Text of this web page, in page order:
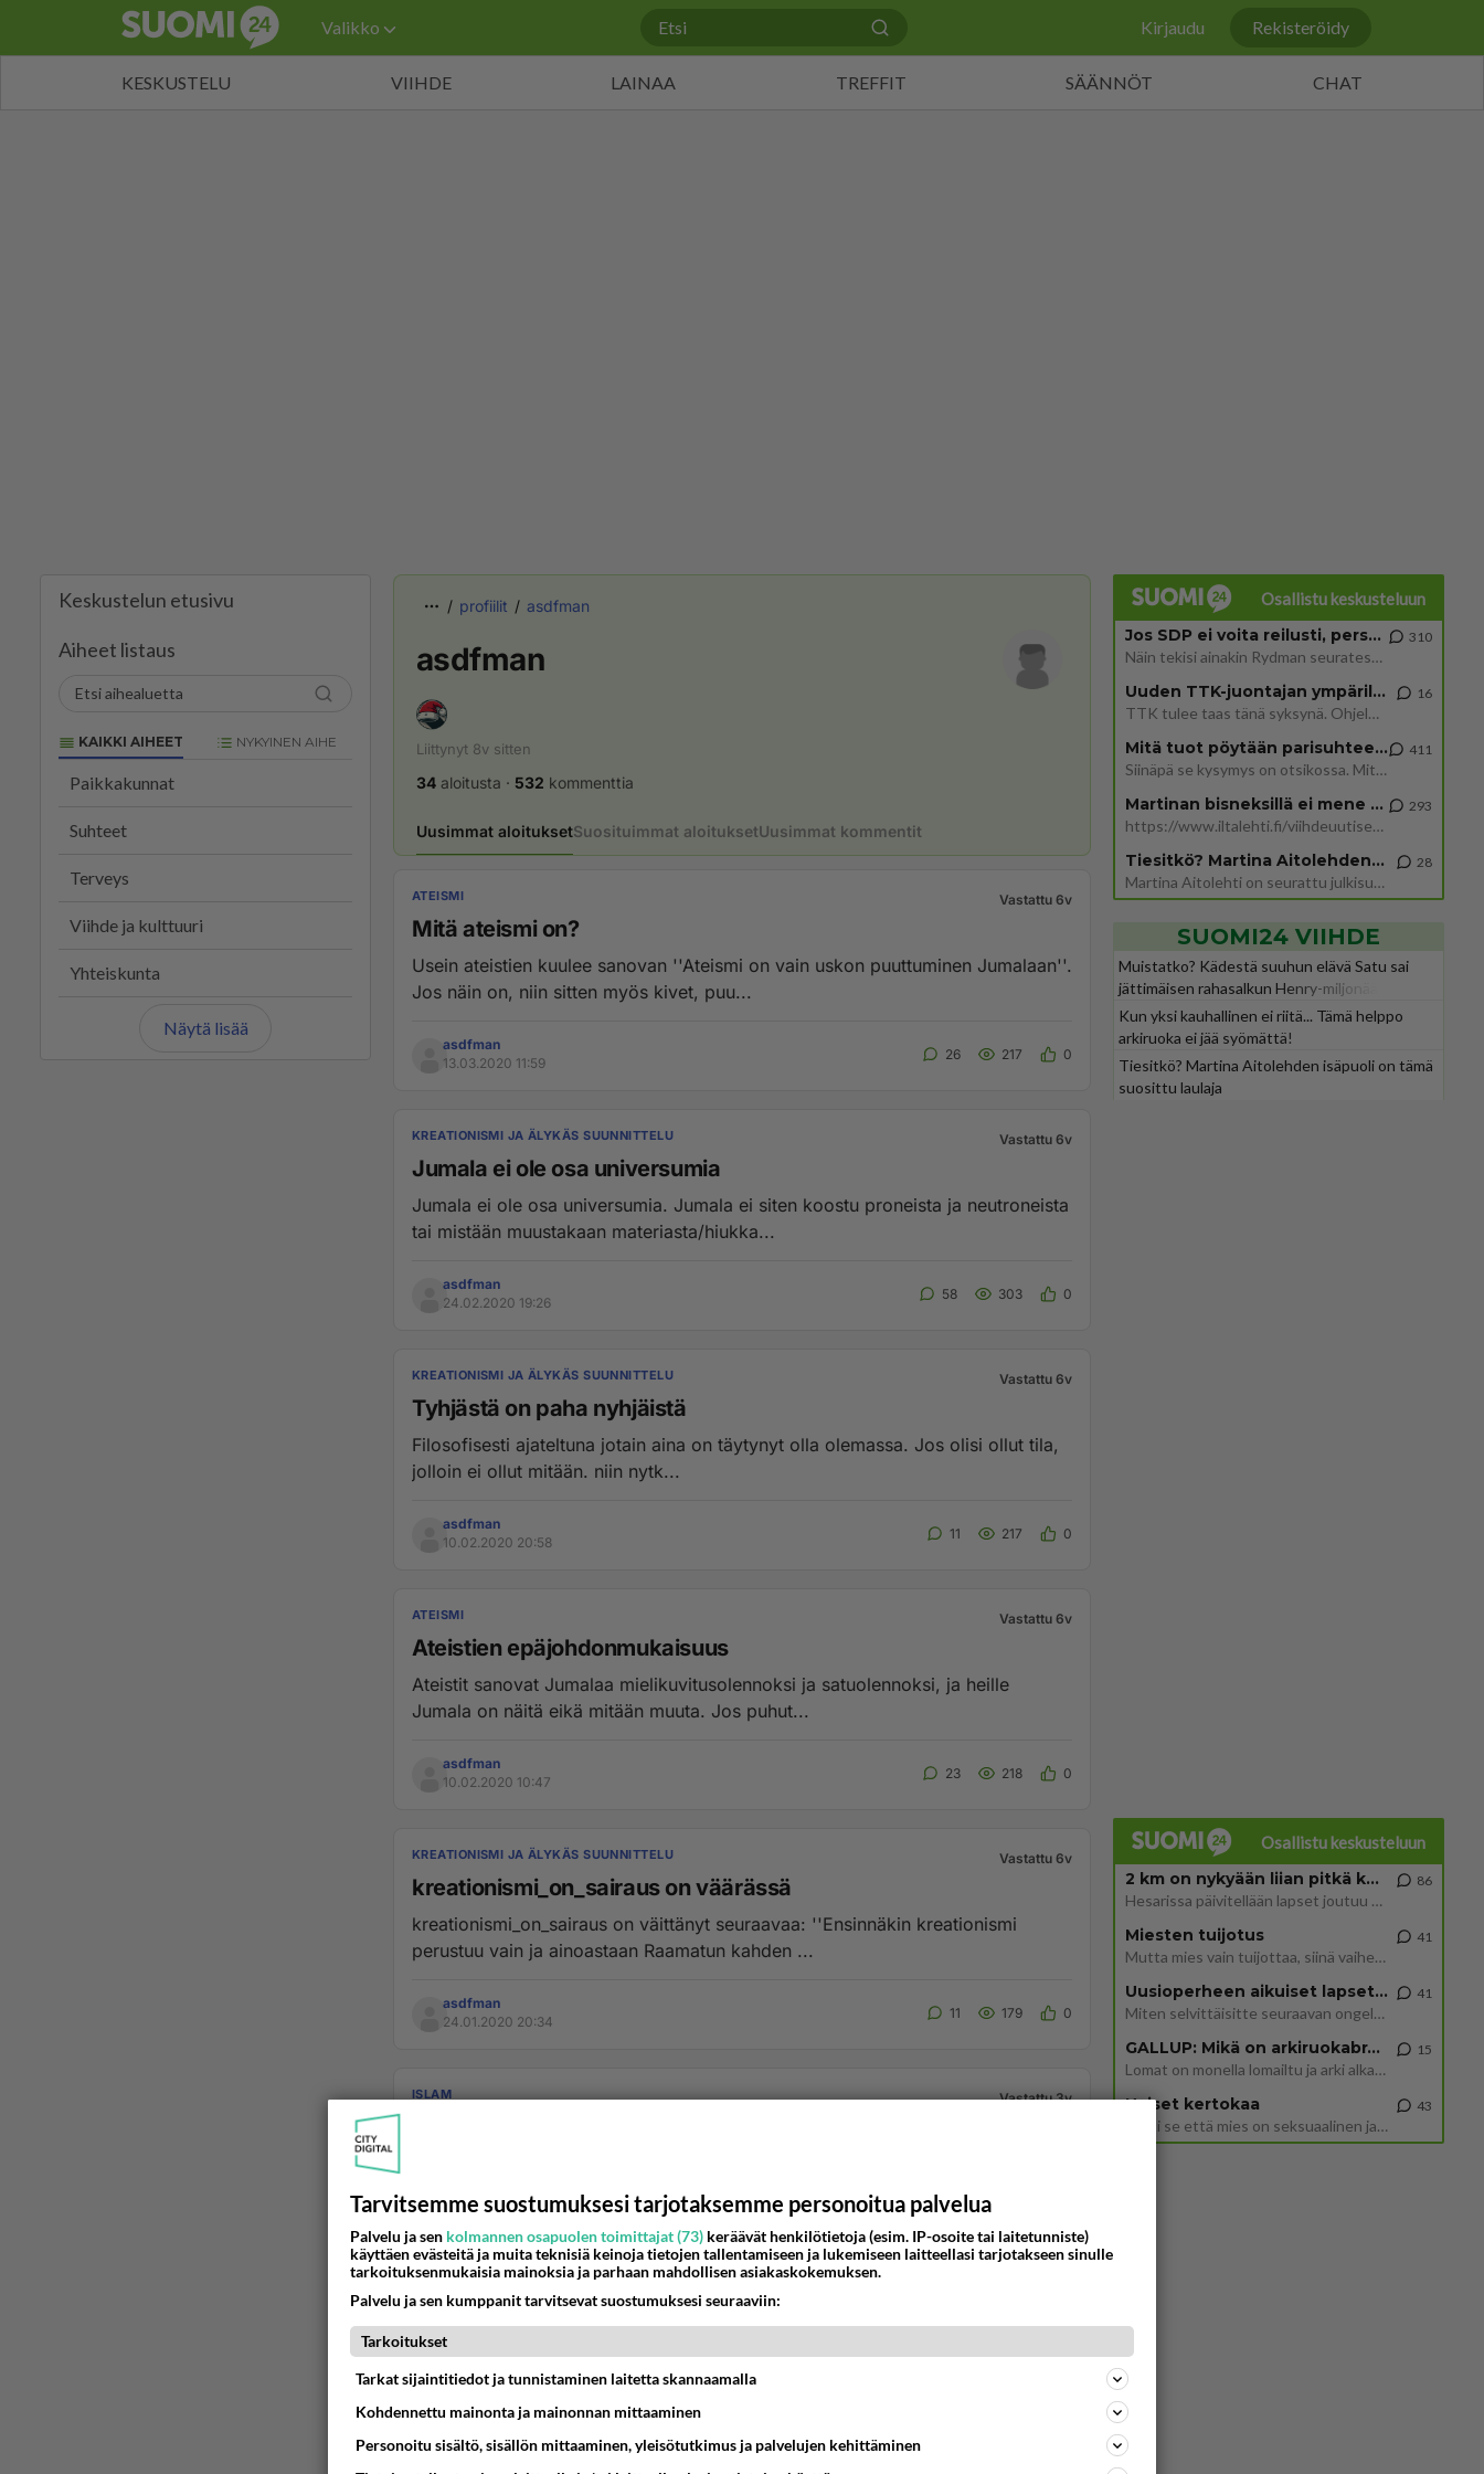
Valikko Kirjaudu Rekisteröidy
KESKUSTELU VIIHDE LAINAA TREFFIT SÄÄNNÖT CHAT
Keskustelun etusivu
Aiheet listaus
KAIKKI AIHEET NYKYINEN AIHE
Paikkakunnat
Suhteet
Terveys
Viihde ja kulttuuri
Yhteiskunta
Näytä lisää
profiilit asdfman
asdfman
Liittynyt 8v sitten
34 aloitusta · 532 kommenttia
Uusimmat aloituksetSuosituimmat aloituksetUusimmat kommentit
ATEISMI Vastattu 6v
Mitä ateismi on?
Usein ateistien kuulee sanovan ''Ateismi on vain uskon puuttuminen Jumalaan''.
Jos näin on, niin sitten myös kivet, puu...
asdfman
13.03.2020 11:59
26 217 0
KREATIONISMI JA ÄLYKÄS SUUNNITTELU Vastattu 6v
Jumala ei ole osa universumia
Jumala ei ole osa universumia. Jumala ei siten koostu proneista ja neutroneista
tai mistään muustakaan materiasta/hiukka...
asdfman
24.02.2020 19:26
58 303 0
KREATIONISMI JA ÄLYKÄS SUUNNITTELU Vastattu 6v
Tyhjästä on paha nyhjäistä
Filosofisesti ajateltuna jotain aina on täytynyt olla olemassa. Jos olisi ollut tila,
jolloin ei ollut mitään. niin nytk...
asdfman
10.02.2020 20:58
11 217 0
ATEISMI Vastattu 6v
Ateistien epäjohdonmukaisuus
Ateistit sanovat Jumalaa mielikuvitusolennoksi ja satuolennoksi, ja heille
Jumala on näitä eikä mitään muuta. Jos puhut...
asdfman
10.02.2020 10:47
23 218 0
KREATIONISMI JA ÄLYKÄS SUUNNITTELU Vastattu 6v
kreationismi_on_sairaus on väärässä
kreationismi_on_sairaus on väittänyt seuraavaa: ''Ensinnäkin kreationismi
perustuu vain ja ainoastaan Raamatun kahden ...
asdfman
24.01.2020 20:34
11 179 0
ISLAM Vastattu 3v
vakuuttumaan että islam on totta ja oikea uskon...
asdfman
28.12.2019 20:45
9 294 1
ISLAM
Muhammed Raamatussa?
Koraanin mukaan juutalaiset ja kristityt löytävät Muhammedin (rh) Raamatusta
Osallistu keskusteluun
Jos SDP ei voita reilusti, persut kumoavat demokratian Suomesta
Näin tekisi ainakin Rydman seuratessaan idolinsa Trumpin mallia https://www.is.fi/politiikka/art-2000012187244.html
310
Uuden TTK-juontajan ympärillä epätietoisuus sakenee - Nyt MTV hämmentää soppaa
TTK tulee taas tänä syksynä. Ohjelman uudet tähtioppilaat julkistetaan torstaina 6. elokuuta klo 14 alkavassa lehdistö
16
Mitä tuot pöytään parisuhteessa?
Siinäpä se kysymys on otsikossa. Mitäpä siis tuot/toisit pöytään parisuhteessa? Oletko mies vai nainen? Koetko sen mitä
411
Martinan bisneksillä ei mene hyvin
https://www.iltalehti.fi/viihdeuutiset/a/c46da6ab-340f-4790-aaa7-0865eed2336 Yrityksen konkurssihakemus on tullut kärä
293
Tiesitkö? Martina Aitolehden isäpuoli on tämä suosittu laulaja
Martina Aitolehti on seurattu julkisuuden henkilö. Lähipiiriin mahtuu muitakin tunnettuja henkilöitä. Tiesitkö, että Ma
28
SUOMI24 VIIHDE
Muistatko? Kädestä suuhun elävä Satu sai
jättimäisen rahasalkun Henry-miljonääriltä
Kun yksi kauhallinen ei riitä... Tämä helppo
arkiruoka ei jää syömättä!
Tiesitkö? Martina Aitolehden isäpuoli on tämä
suosittu laulaja
Osallistu keskusteluun
2 km on nykyään liian pitkä koulumatka
Hesarissa päivitellään lapset joutuu nyt kulkemaan 2 km kouluun jösses. Ruostefillarilla tuo matka menee vaikka miten äk
86
Miesten tuijotus
Mutta mies vain tuijottaa, siinä vaiheessa käännän itse pään pois. Mikä juttu? Yleensä jos joku tuijottaa tai katsoo, hä
41
Uusioperheen aikuiset lapset tyhjentää jääkaapin käydessään
Miten selvittäisitte seuraavan ongelman, meillä on uusioperhe, minulla teini-ikäiset lapset ja puolisolla aikuiset, jotk
41
GALLUP: Mikä on arkiruokabravuurisi?
Lomat on monella lomailtu ja arki alkaa. Se voi tarkoittaa myös sitä, että grillailut on grillattu ja palataan arjen ruo
15
Naiset kertokaa
Miksi se että mies on seksuaalinen ja haluaa seksiä ja te olette hänen mielestänne haluttava on vastenmielistä? Mikä sii
43
Tarvitsemme suostumuksesi tarjotaksemme personoitua palvelua
Palvelu ja sen kolmannen osapuolen toimittajat (73) keräävät henkilötietoja (esim. IP-osoite tai laitetunniste)
käyttäen evästeitä ja muita teknisiä keinoja tietojen tallentamiseen ja lukemiseen laitteellasi tarjotakseen sinulle
tarkoituksenmukaisia mainoksia ja parhaan mahdollisen asiakaskokemuksen.
Palvelu ja sen kumppanit tarvitsevat suostumuksesi seuraaviin:
Tarkoitukset
Tarkat sijaintitiedot ja tunnistaminen laitetta skannaamalla
Kohdennettu mainonta ja mainonnan mittaaminen
Personoitu sisältö, sisällön mittaaminen, yleisötutkimus ja palvelujen kehittäminen